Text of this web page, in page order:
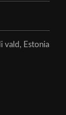
vald, Estonia